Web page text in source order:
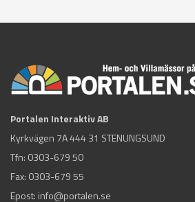
Portalen Interaktiv AB
Kyrkvägen 7A 444 31 STENUNGSUND
Tfn: 0303-679 50
Fax: 0303-679 55
Epost: info@portalen.se